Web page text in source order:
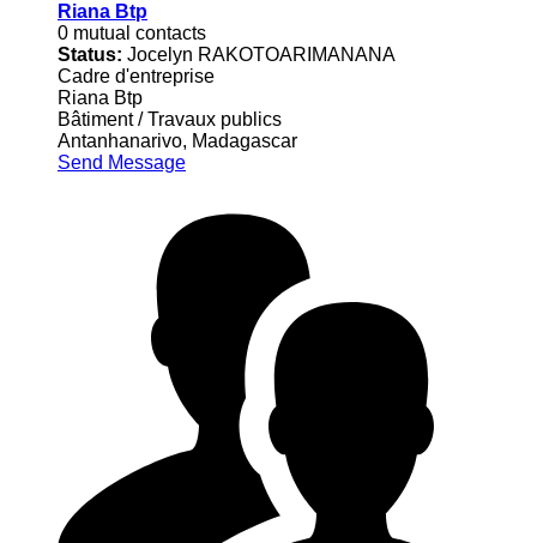
Riana Btp
0 mutual contacts
Status: Jocelyn RAKOTOARIMANANA
Cadre d'entreprise
Riana Btp
Bâtiment / Travaux publics
Antanhanarivo, Madagascar
Send Message